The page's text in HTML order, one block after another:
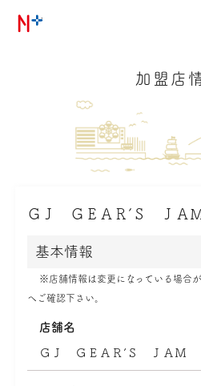
加盟店
ＧＪ ＧＥＡＲ’Ｓ ＪＡ
基本情報
※店舗情報は変更になっている場合
へご確認下さい。
店舗名
ＧＪ ＧＥＡＲ’Ｓ ＪＡＭ